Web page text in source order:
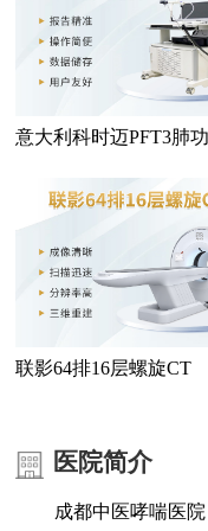
意大利科时迈PFT3肺
联影64排16层螺旋CT
医院简介
成都中医哮喘医